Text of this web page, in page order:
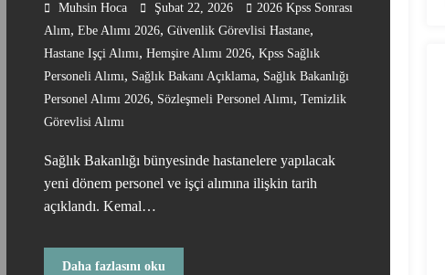
Muhsin Hoca Şubat 22, 2026
2026 Kpss Sonrası
Alım, Ebe Alımı 2026, Güvenlik Görevlisi Hastane,
Hastane Işçi Alımı, Hemşire Alımı 2026, Kpss Sağlık
Personeli Alımı, Sağlık Bakanı Açıklama, Sağlık Bakanlığı
Personel Alımı 2026, Sözleşmeli Personel Alımı, Temizlik
Görevlisi Alımı
Sağlık Bakanlığı bünyesinde hastanelere yapılacak
yeni dönem personel ve işçi alımına ilişkin tarih
açıklandı. Kemal…
Daha fazlasını oku